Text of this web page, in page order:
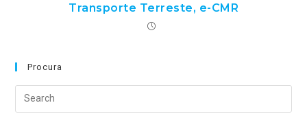
Transporte Terreste, e-CMR
Procura